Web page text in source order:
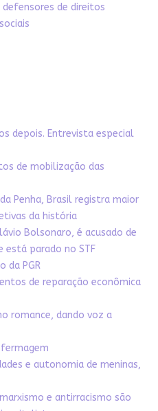
de direitos
depois. Entrevista especial
de mobilização das
Penha, Brasil registra maior
da história
Bolsonaro, é acusado de
está parado no STF
da PGR
de reparação econômica
romance, dando voz a
e autonomia de meninas,
e antirracismo são